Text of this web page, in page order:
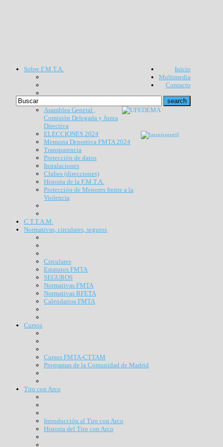
Inicio
Multimedia
Contacto
Sobre F.M.T.A.
Asamblea General ,
Comisión Delegada y Junta
Directiva
ELECCIONES 2024
Memoria Deportiva FMTA 2024
Transparencia
Protección de datos
Instalaciones
Clubes (direcciones)
Historia de la F.M.T.A.
Protección de Menores frente a la
Violencia
C.T.T.A.M.
Normativas, circulares, seguros
Circulares
Estatutos FMTA
SEGUROS
Normativas FMTA
Normativas RFETA
Calendarios FMTA
Cursos
Cursos FMTA-CTTAM
Programas de la Comunidad de Madrid
Tiro con Arco
Introducción al Tiro con Arco
Historia del Tiro con Arco